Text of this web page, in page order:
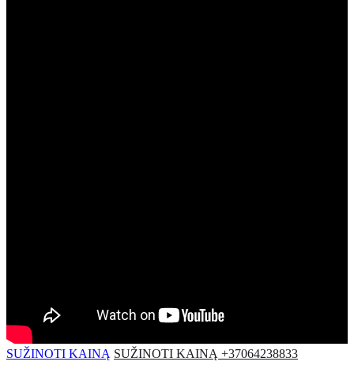
SUŽINOTI KAINĄ SUŽINOTI KAINĄ +37064238833